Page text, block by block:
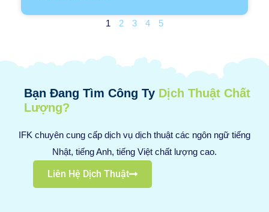
1 2 3 4 5
Bạn Đang Tìm Công Ty Dịch Thuật Chất
Lượng?
IFK chuyên cung cấp dịch vụ dịch thuật các ngôn ngữ tiếng
Nhật, tiếng Anh, tiếng Việt chất lượng cao.
Liên Hệ Dịch Thuật